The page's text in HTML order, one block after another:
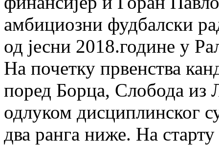
амбициозни фудбалски
од јесни 2018.године у
На почетку првенства
поред Борца, Слобода из
одлуком дисциплинског
два ранга ниже. На